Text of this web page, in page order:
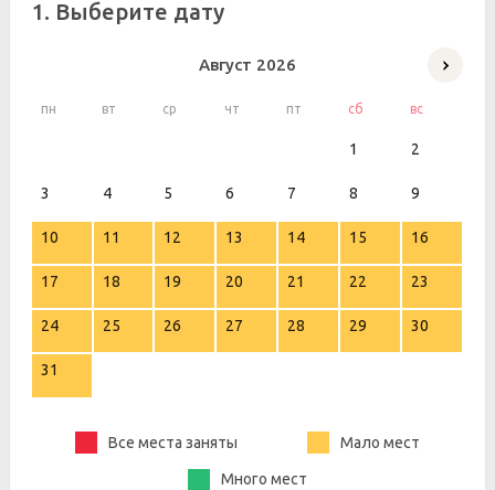
1. Выберите дату
Август 2026
пн вт ср чт пт сб вс
1 2
3 4 5 6 7 8 9
10 11 12 13 14 15 16
17 18 19 20 21 22 23
24 25 26 27 28 29 30
31
Все места заняты Мало мест
Много мест